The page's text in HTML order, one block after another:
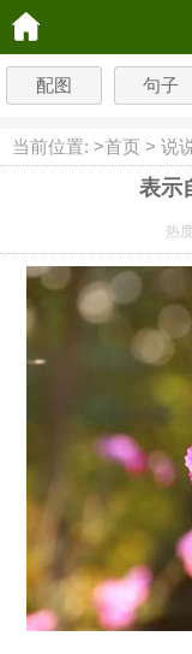
配图 句子
当前位置: >首页 > 说
表示
热